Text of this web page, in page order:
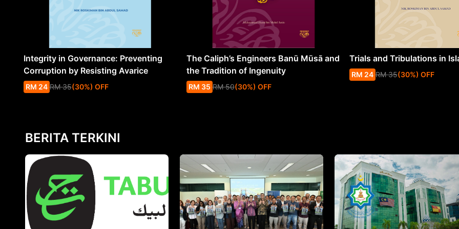
Integrity in Governance: Preventing
Corruption by Resisting Avarice
RM 24 RM 35(30%) OFF
The Caliph’s Engineers Banū Mūsā and
the Tradition of Ingenuity
RM 35 RM 50(30%) OFF
Trials and Tribulations in
RM 24 RM 35(30%) OFF
BERITA TERKINI